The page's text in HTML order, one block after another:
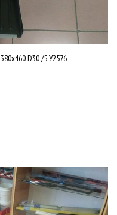
D30 /5 У2576